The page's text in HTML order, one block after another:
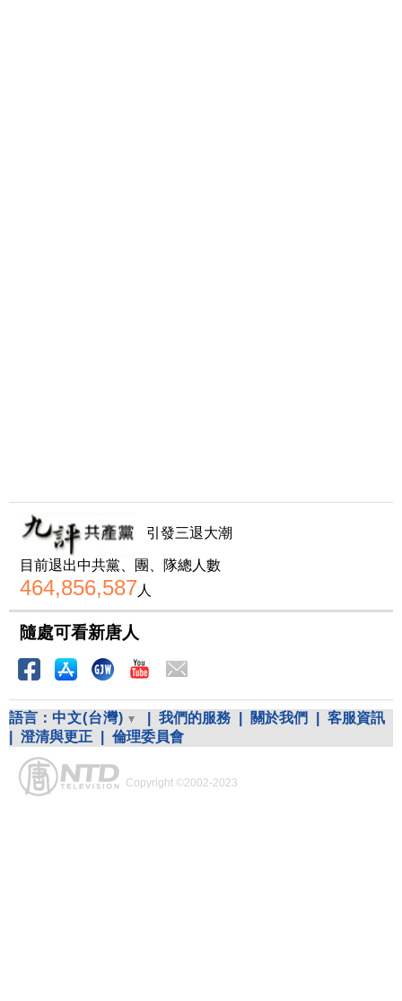
引發三退大潮
目前退出中共黨、團、隊總人數
464,856,587人
隨處可看新唐人
語言： 中文(台灣) 我們的服務 關於我們
客服資訊
澄清與更正 倫理委員會
Copyright ©2002-2023